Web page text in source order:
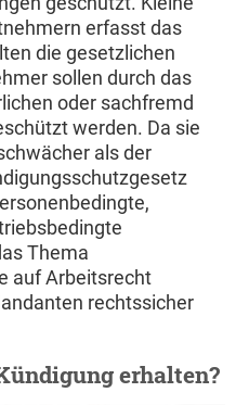
erfasst das
die gesetzlichen
sollen durch das
oder sachfremd
werden. Da sie
als der
Thema
auf Arbeitsrecht
rechtssicher
erhalten?